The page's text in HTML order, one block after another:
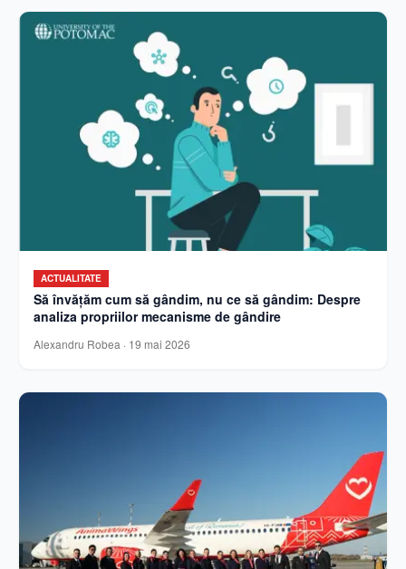
ACTUALITATE
Să învățăm cum să gândim, nu ce să gândim: Despre
analiza propriilor mecanisme de gândire
Alexandru Robea · 19 mai 2026